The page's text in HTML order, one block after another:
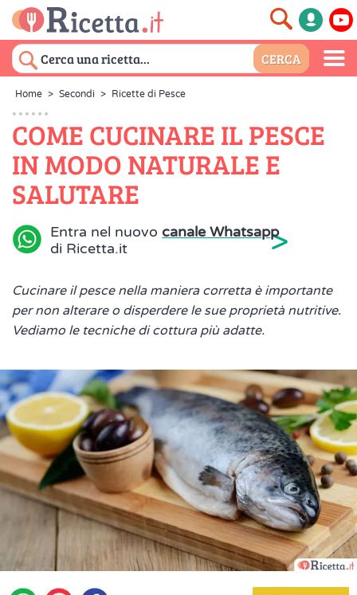
Home > Secondi > Ricette di Pesce
COME CUCINARE IL PESCE
IN MODO NATURALE E
SALUTARE
Entra nel nuovo canale Whatsapp
di Ricetta.it
>
Cucinare il pesce nella maniera corretta è importante
per non alterare o disperdere le sue proprietà nutritive.
Vediamo le tecniche di cottura più adatte.